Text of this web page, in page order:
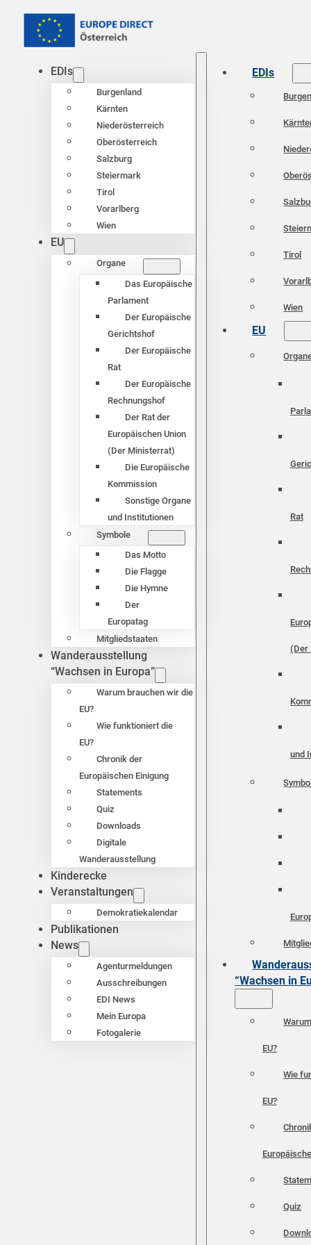
EDIs
Burgenland
Kärnten
Niederösterreich
Oberösterreich
Salzburg
Steiermark
Tirol
Vorarlberg
Wien
EU
Organe
Das Europäische
Parlament
Der Europäische
Gerichtshof
Der Europäische
Rat
Der Europäische
Rechnungshof
Der Rat der
Europäischen Union
(Der Ministerrat)
Die Europäische
Kommission
Sonstige Organe
und Institutionen
Symbole
Das Motto
Die Flagge
Die Hymne
Der
Europatag
Mitgliedstaaten
Wanderausstellung
“Wachsen in Europa”
Warum brauchen wir die
EU?
Wie funktioniert die
EU?
Chronik der
Europäischen Einigung
Statements
Quiz
Downloads
Digitale
Wanderausstellung
Kinderecke
Veranstaltungen
Demokratiekalendar
Publikationen
News
Agenturmeldungen
Ausschreibungen
EDI News
Mein Europa
Fotogalerie
EDIs
Tirol
Wien
EU
Rat
(Der
und
“Wachsen in
EU?
Wie
EU?
Quiz